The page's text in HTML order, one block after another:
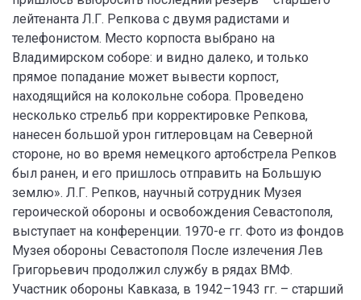
лейтенанта Л.Г. Репкова с двумя радистами и
телефонистом. Место корпоста выбрано на
Владимирском соборе: и видно далеко, и только
прямое попадание может вывести корпост,
находящийся на колокольне собора. Проведено
несколько стрельб при корректировке Репкова,
нанесен большой урон гитлеровцам на Северной
стороне, но во время немецкого артобстрела Репков
был ранен, и его пришлось отправить на Большую
землю». Л.Г. Репков, научный сотрудник Музея
героической обороны и освобождения Севастополя,
выступает на конференции. 1970-е гг. Фото из фондов
Музея обороны Севастополя После излечения Лев
Григорьевич продолжил службу в рядах ВМФ.
Участник обороны Кавказа, в 1942–1943 гг. – старший